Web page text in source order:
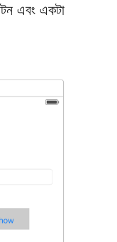
এবং একটা